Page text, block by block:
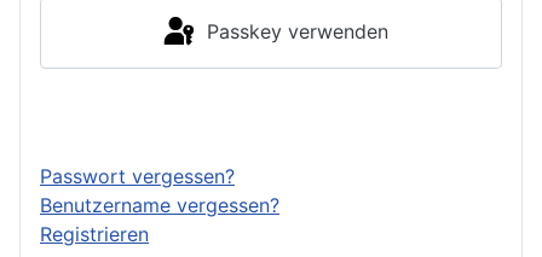
Passkey verwenden
Passwort vergessen?
Benutzername vergessen?
Registrieren